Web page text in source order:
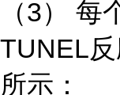
（3）
TUNEL
所示：